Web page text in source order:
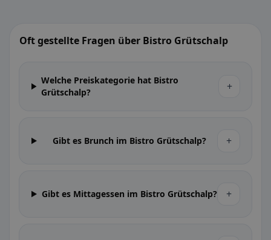
Oft gestellte Fragen über Bistro Grütschalp
Welche Preiskategorie hat Bistro
Grütschalp?
+
Gibt es Brunch im Bistro Grütschalp? +
Gibt es Mittagessen im Bistro Grütschalp? +